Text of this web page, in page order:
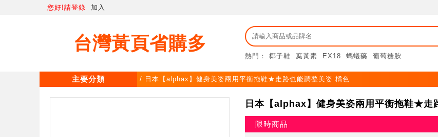
您好!請登錄 加入
台灣黃頁省購多
熱門： 椰子鞋 葉黃素 EX18 螞蟻藥 葡萄糖胺
主要分類 / 日本【alphax】健身美姿兩用平衡拖鞋★走路也能調整美姿 橘色
日本【alphax】健身美姿兩用平衡拖鞋★走
限時商品